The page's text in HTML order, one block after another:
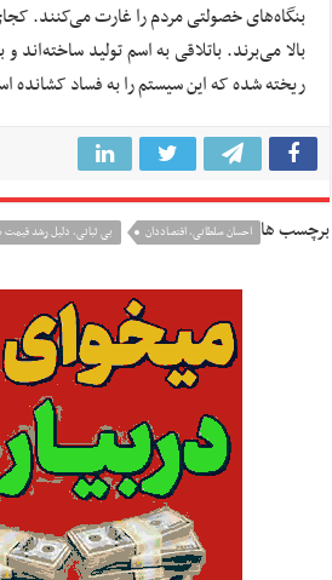
بنگاه‌های خصولتی مردم را غارت می‌کنند.
بالا می‌برند. باتلاقی به اسم تولید
ریخته شده که این سیستم را به فساد کشانده
برچسب ها احسان سلطانی، اقتصاددان بی ثباتی، دلیل رشد قیمت